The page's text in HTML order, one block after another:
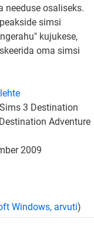
needuse osaliseks.
simsi
kujukese,
oma simsi
3 Destination
Adventure
2009
Windows, arvuti)